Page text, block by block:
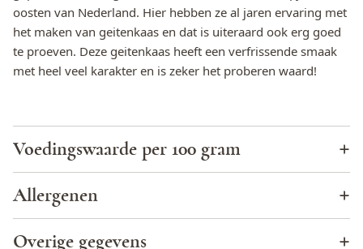
oosten van Nederland. Hier hebben ze al jaren ervaring met
het maken van geitenkaas en dat is uiteraard ook erg goed
te proeven. Deze geitenkaas heeft een verfrissende smaak
met heel veel karakter en is zeker het proberen waard!
Voedingswaarde per 100 gram
Energie (KJ)
Energie (kcal) 373
Allergenen
Cacao
Overige gegevens